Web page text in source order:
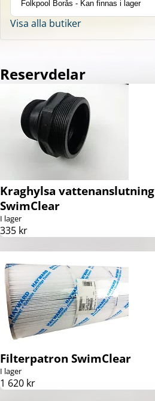
Visa alla butiker
Reservdelar
Kraghylsa vattenanslutning
SwimClear
I lager
335 kr
Filterpatron SwimClear
I lager
1 620 kr